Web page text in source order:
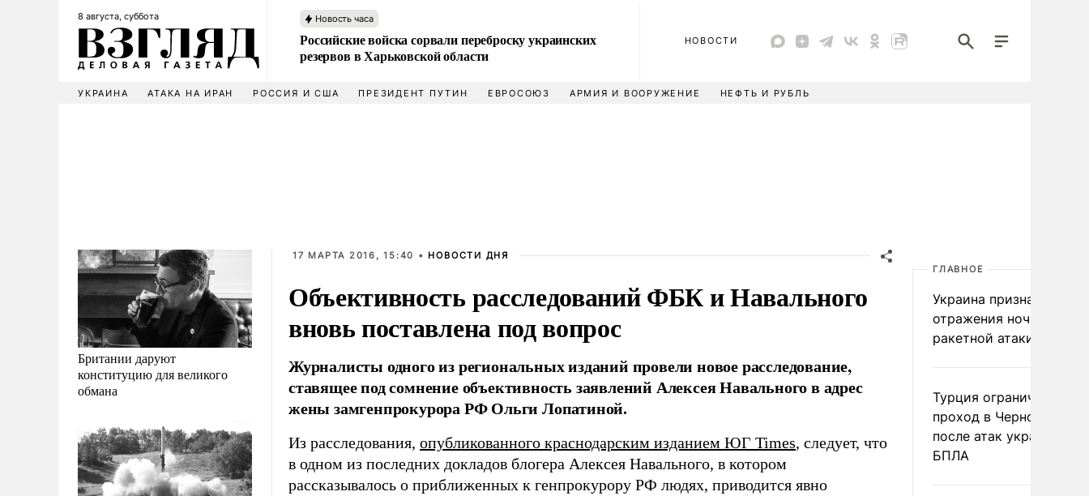
8 августа, суббота Новость часа
Российские войска сорвали переброску украинских
резервов в Харьковской области
НОВОСТИ
УКРАИНА АТАКА НА ИРАН РОССИЯ И США ПРЕЗИДЕНТ ПУТИН ЕВРОСОЮЗ АРМИЯ И ВООРУЖЕНИЕ НЕФТЬ И РУБЛЬ
Британии даруют
конституцию для великого
обмана
17 МАРТА 2016, 15:40 • НОВОСТИ ДНЯ
Объективность расследований ФБК и Навального
вновь поставлена под вопрос
Журналисты одного из региональных изданий провели новое расследование,
ставящее под сомнение объективность заявлений Алексея Навального в адрес
жены замгенпрокурора РФ Ольги Лопатиной.
Из расследования, опубликованного краснодарским изданием ЮГ Times, следует, что
в одном из последних докладов блогера Алексея Навального, в котором
рассказывалось о приближенных к генпрокурору РФ людях, приводится явно
ГЛАВНОЕ
Украина признала
отражения ночной
ракетной атаки
Турция ограничила
проход в Черное море
после атак украинских
БПЛА